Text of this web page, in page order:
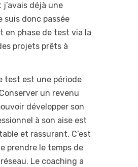
déjà une
suis donc passée
en phase de test via la
projets prêts à
test est une période
un revenu
développer son
à son aise est
et rassurant. C’est
prendre le temps de
Le coaching a